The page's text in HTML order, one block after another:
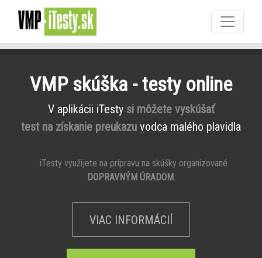
VMP skúška - testy online
V aplikácii iTesty si môžete vyskúšať
test na získanie preukazu vodca malého plavidla
iTesty využijete na prípravu na skúšky organizované
DOPRAVNÝM ÚRADOM.
VIAC INFORMÁCIÍ